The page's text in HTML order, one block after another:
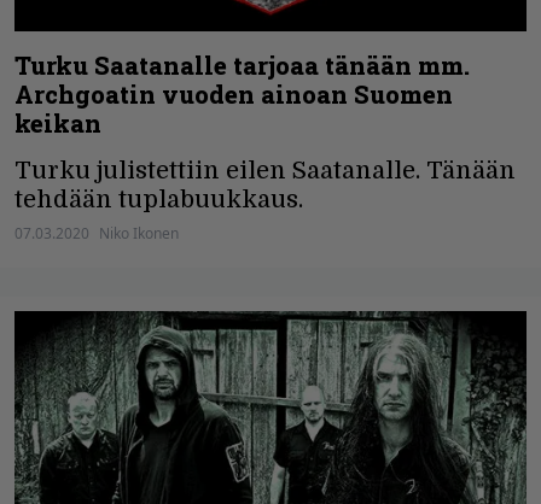
Turku Saatanalle tarjoaa tänään mm.
Archgoatin vuoden ainoan Suomen
keikan
Turku julistettiin eilen Saatanalle. Tänään
tehdään tuplabuukkaus.
07.03.2020 Niko Ikonen